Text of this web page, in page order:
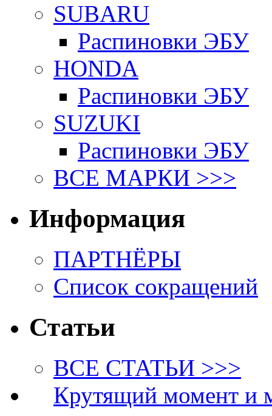
SUBARU
Распиновки ЭБУ
HONDA
Распиновки ЭБУ
SUZUKI
Распиновки ЭБУ
ВСЕ МАРКИ >>>
Информация
ПАРТНЁРЫ
Список сокращений
Статьи
ВСЕ СТАТЬИ >>>
Крутящий момент и